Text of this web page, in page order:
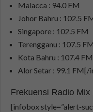
Malacca : 94.0 FM
Johor Bahru : 102.5
Singapore : 102.5 FM
Terengganu : 107.5 FM
Kota Bahru : 107.4 FM
Alor Setar : 99.1 FM[/
Frekuensi Radio Mix
[infobox style=”alert-